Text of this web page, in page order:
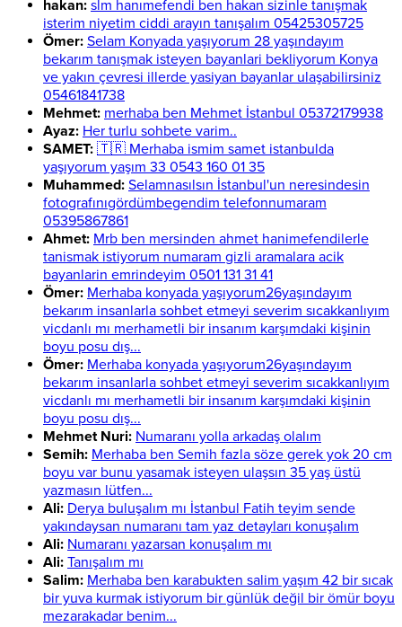
hakan: slm hanımefendi ben hakan sizinle tanışmak
isterim niyetim ciddi arayın tanışalım 05425305725
Ömer: Selam Konyada yaşıyorum 28 yaşındayım
bekarım tanışmak isteyen bayanlari bekliyorum Konya
ve yakın çevresi illerde yasiyan bayanlar ulaşabilirsiniz
05461841738
Mehmet: merhaba ben Mehmet İstanbul 05372179938
Ayaz: Her turlu sohbete varim..
SAMET: 🇹🇷 Merhaba ismim samet istanbulda
yaşıyorum yaşım 33 0543 160 01 35
Muhammed: Selamnasılsın İstanbul'un neresindesin
fotografınıgördümbegendim telefonnumaram
05395867861
Ahmet: Mrb ben mersinden ahmet hanimefendilerle
tanismak istiyorum numaram gizli aramalara acik
bayanlarin emrindeyim 0501 131 31 41
Ömer: Merhaba konyada yaşıyorum26yaşındayım
bekarım insanlarla sohbet etmeyi severim sıcakkanlıyım
vicdanlı mı merhametli bir insanım karşımdaki kişinin
boyu posu dış...
Ömer: Merhaba konyada yaşıyorum26yaşındayım
bekarım insanlarla sohbet etmeyi severim sıcakkanlıyım
vicdanlı mı merhametli bir insanım karşımdaki kişinin
boyu posu dış...
Mehmet Nuri: Numaranı yolla arkadaş olalım
Semih: Merhaba ben Semih fazla söze gerek yok 20 cm
boyu var bunu yasamak isteyen ulaşsın 35 yaş üstü
yazmasın lütfen...
Ali: Derya buluşalım mı İstanbul Fatih teyim sende
yakındaysan numaranı tam yaz detayları konuşalım
Ali: Numaranı yazarsan konuşalım mı
Ali: Tanışalım mı
Salim: Merhaba ben karabukten salim yaşım 42 bir sıcak
bir yuva kurmak istiyorum bir günlük değil bir ömür boyu
mezarakadar benim...